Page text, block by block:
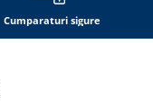
Cumparaturi sigure